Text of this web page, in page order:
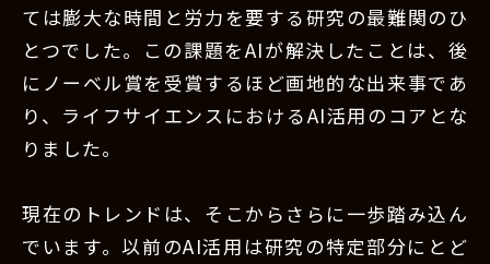
ては膨大な時間と労力を要する研究の最難関のひ
とつでした。この課題をAIが解決したことは、後
にノーベル賞を受賞するほど画地的な出来事であ
り、ライフサイエンスにおけるAI活用のコアとな
りました。
現在のトレンドは、そこからさらに一歩踏み込ん
でいます。以前のAI活用は研究の特定部分にとど